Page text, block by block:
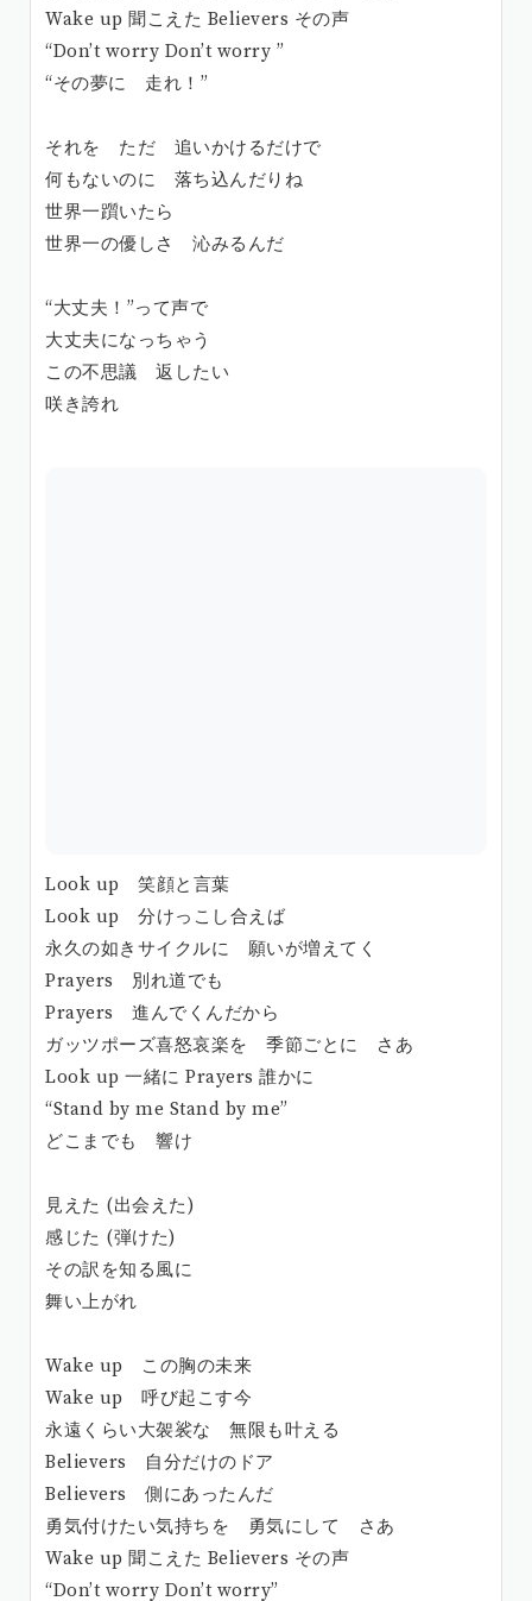
Wake up 聞こえた Believers その声
“Don’t worry Don’t worry ”
“その夢に 走れ！”
それを ただ 追いかけるだけで
何もないのに 落ち込んだりね
世界一躓いたら
世界一の優しさ 沁みるんだ
“大丈夫！”って声で
大丈夫になっちゃう
この不思議 返したい
咲き誇れ
Look up 笑顔と言葉
Look up 分けっこし合えば
永久の如きサイクルに 願いが増えてく
Prayers 別れ道でも
Prayers 進んでくんだから
ガッツポーズ喜怒哀楽を 季節ごとに さあ
Look up 一緒に Prayers 誰かに
“Stand by me Stand by me”
どこまでも 響け
見えた (出会えた)
感じた (弾けた)
その訳を知る風に
舞い上がれ
Wake up この胸の未来
Wake up 呼び起こす今
永遠くらい大袈裟な 無限も叶える
Believers 自分だけのドア
Believers 側にあったんだ
勇気付けたい気持ちを 勇気にして さあ
Wake up 聞こえた Believers その声
“Don’t worry Don’t worry”